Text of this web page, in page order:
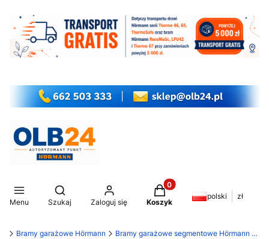
Menu
Otwórz wyszukiwarkę
Szukaj Zaloguj się
Produkty w koszyku: 0.
Koszyk
polski zł
Bramy garażowe Hörmann Bramy garażowe segmentowe Hörmann LPU 42